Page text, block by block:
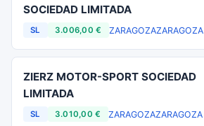
SOCIEDAD LIMITADA
SL 3.006,00 € ZARAGOZAZARAGOZA
ZIERZ MOTOR-SPORT SOCIEDAD
LIMITADA
SL 3.010,00 € ZARAGOZAZARAGOZA